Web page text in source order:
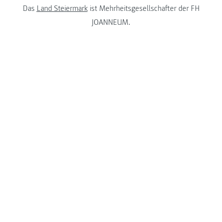
Das Land Steiermarkist Mehrheitsgesellschafter der FH
JOANNEUM.